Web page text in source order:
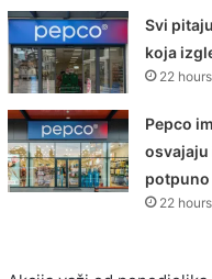
Svi
koja
22
Pepco
osvajaju
22